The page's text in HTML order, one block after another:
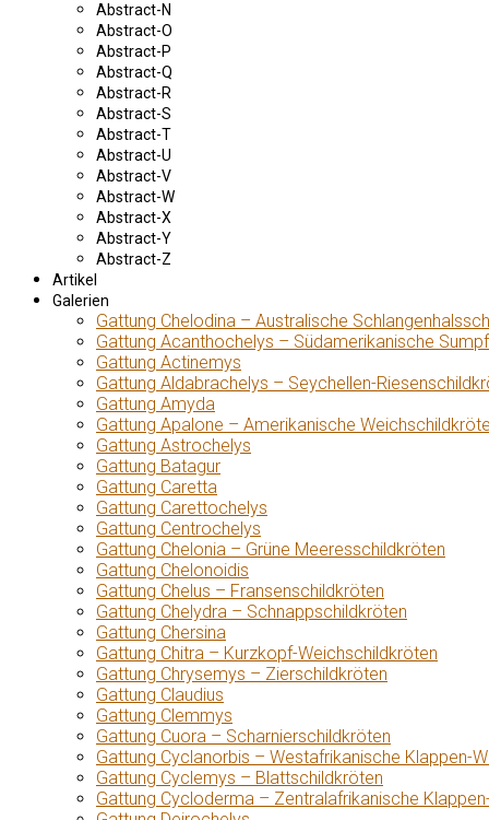
Abstract-N
Abstract-O
Abstract-P
Abstract-Q
Abstract-R
Abstract-S
Abstract-T
Abstract-U
Abstract-V
Abstract-W
Abstract-X
Abstract-Y
Abstract-Z
Artikel
Galerien
Gattung Chelodina – Australische
Gattung Acanthochelys – Südamerikanische
Gattung Actinemys
Gattung Aldabrachelys – Seychellen-
Gattung Amyda
Gattung Apalone – Amerikanische
Gattung Astrochelys
Gattung Batagur
Gattung Caretta
Gattung Carettochelys
Gattung Centrochelys
Gattung Chelonia – Grüne Meeresschildkröten
Gattung Chelonoidis
Gattung Chelus – Fransenschildkröten
Gattung Chelydra – Schnappschildkröten
Gattung Chersina
Gattung Chitra – Kurzkopf-Weichschildkröten
Gattung Chrysemys – Zierschildkröten
Gattung Claudius
Gattung Clemmys
Gattung Cuora – Scharnierschildkröten
Gattung Cyclanorbis – Westafrikanische Klappen-
Gattung Cyclemys – Blattschildkröten
Gattung Cycloderma – Zentralafrikanische